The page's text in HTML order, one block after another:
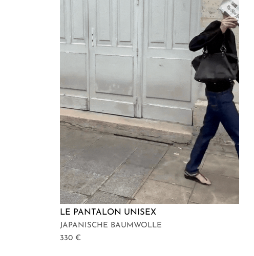
LE PANTALON UNISEX
JAPANISCHE BAUMWOLLE
330 €